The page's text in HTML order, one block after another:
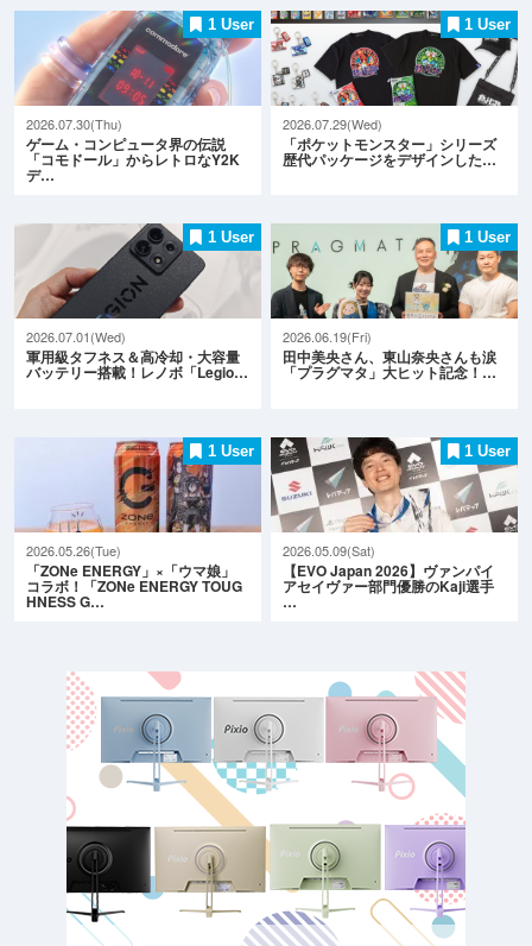
1 User
2026.07.30(Thu)
ゲーム・コンピュータ界の伝説
「コモドール」からレトロなY2K
デ…
1 User
2026.07.29(Wed)
「ポケットモンスター」シリーズ
歴代パッケージをデザインした…
1 User
2026.07.01(Wed)
軍用級タフネス＆高冷却・大容量
バッテリー搭載！レノボ「Legio…
1 User
2026.06.19(Fri)
田中美央さん、東山奈央さんも涙
「プラグマタ」大ヒット記念！…
1 User
2026.05.26(Tue)
「ZONe ENERGY」×「ウマ娘」
コラボ！「ZONe ENERGY TOUG
HNESS G…
1 User
2026.05.09(Sat)
【EVO Japan 2026】ヴァンパイ
アセイヴァー部門優勝のKaji選手
…